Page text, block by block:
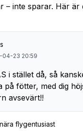
– inte sparar. Här är
04-23 20:59
i stället då, så
på fötter, med dig
avsevärt!!
flygentusiast